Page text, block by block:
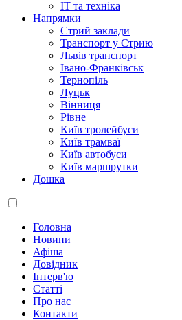
IT та техніка
Напрямки
Стрий заклади
Транспорт у Стрию
Львів транспорт
Івано-Франківськ
Тернопіль
Луцьк
Вінниця
Рівне
Київ тролейбуси
Київ трамваї
Київ автобуси
Київ маршрутки
Дошка
Головна
Новини
Афіша
Довідник
Інтерв'ю
Статті
Про нас
Контакти